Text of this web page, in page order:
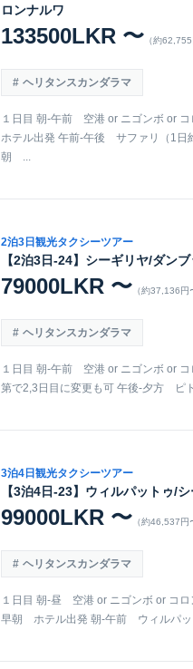
ロンナルワ
133500LKR 〜 （約62,755
ヘリタンスカンダラマ
１日目 朝-午前 空港 or ニゴンボ or
ホテル出発 午前-午後 サファリ（1日
朝 ...
2泊3日観光タクシーツアー
【2泊3日-24】シーギリヤ/ダン
79000LKR 〜 （約37,136円
ヘリタンスカンダラマ
１日目 朝-午前 空港 or ニゴンボ or
第で2,3日目に変更も可 午後-夕方 ピ
3泊4日観光タクシーツアー
【3泊4日-23】ウィルパットゥ/
99000LKR 〜 （約46,537円
ヘリタンスカンダラマ
１日目 朝-昼 空港 or ニゴンボ or コ
早朝 ホテル出発 朝-午前 ウィルパッ